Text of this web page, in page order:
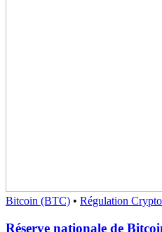
Bitcoin (BTC) • Régulation
Réserve nationale de